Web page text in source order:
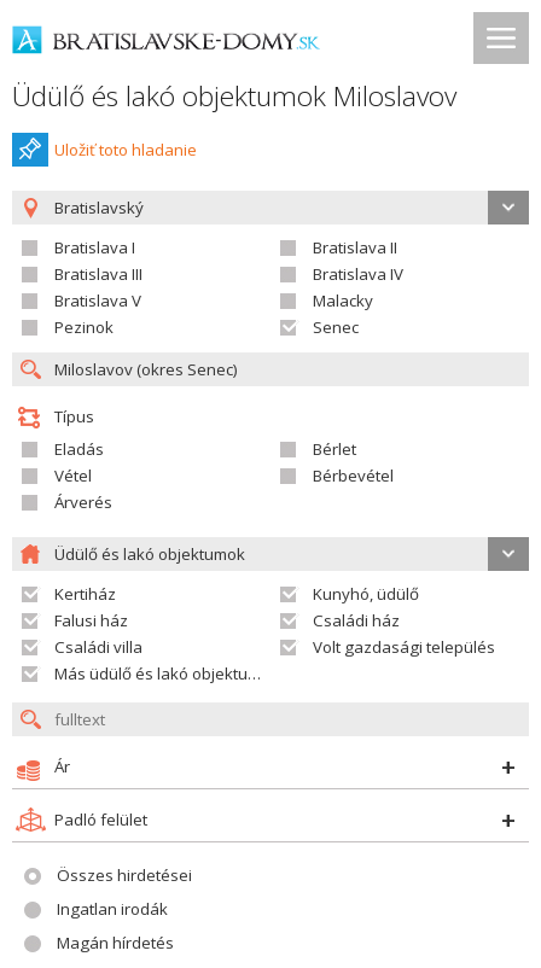
Üdülő és lakó objektumok Miloslavov
Uložiť toto hladanie
Bratislavský
Bratislava I
Bratislava II
Bratislava III
Bratislava IV
Bratislava V
Malacky
Pezinok
Senec
Típus
Eladás
Bérlet
Vétel
Bérbevétel
Árverés
Üdülő és lakó objektumok
Kertiház
Kunyhó, üdülő
Falusi ház
Családi ház
Családi villa
Volt gazdasági település
Más üdülő és lakó objektumok
Ár
Padló felület
Összes hirdetései
Ingatlan irodák
Magán hírdetés